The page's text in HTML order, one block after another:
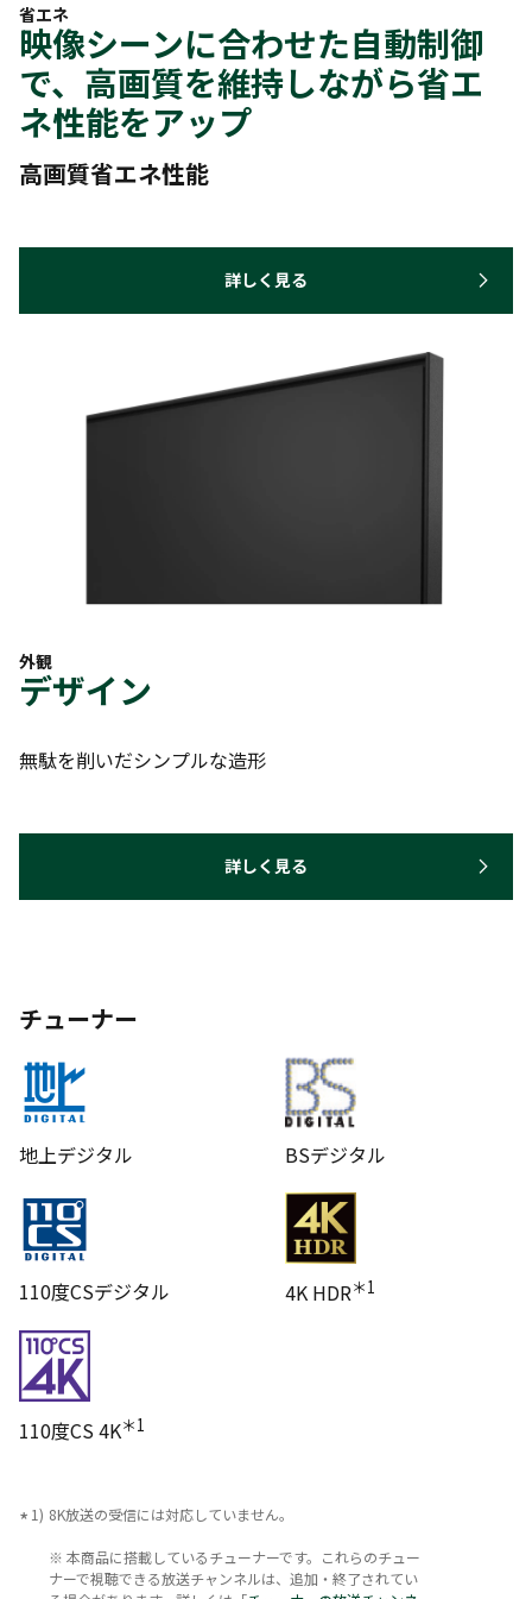
省エネ
映像シーンに合わせた自動制御
で、高画質を維持しながら省エ
ネ性能をアップ
高画質省エネ性能
詳しく見る
外観
デザイン
無駄を削いだシンプルな造形
詳しく見る
チューナー
地上デジタル BSデジタル
110度CSデジタル 4K HDR＊1
110度CS 4K＊1
8K放送の受信には対応していません。
※ 本商品に搭載しているチューナーです。これらのチュー
ナーで視聴できる放送チャンネルは、追加・終了されてい